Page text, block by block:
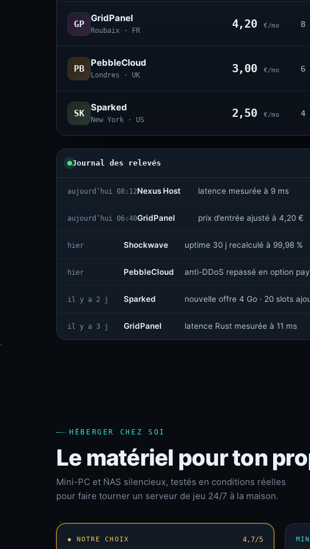
GP
GridPanel
Roubaix · FR
4,20 €/mo 8
PB
PebbleCloud
Londres · UK
3,00 €/mo 6
SK
Sparked
New York · US
2,50 €/mo 4
Journal des relevés
aujourd’hui 08:12Nexus Host latence mesurée à 9 ms
aujourd’hui 06:40GridPanel prix d’entrée ajusté à 4,20 €
hier Shockwave uptime 30 j recalculé à 99,98 %
hier PebbleCloud anti-DDoS repassé en option
il y a 2 j Sparked nouvelle offre 4 Go · 20 slots
il y a 3 j GridPanel latence Rust mesurée à 11 ms
HÉBERGER CHEZ SOI
Le matériel pour ton
Mini-PC et NAS silencieux, testés en conditions réelles
pour faire tourner un serveur de jeu 24/7 à la maison.
◆ NOTRE CHOIX 4,7/5